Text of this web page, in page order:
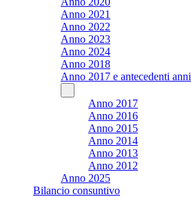
Anno 2021
Anno 2022
Anno 2023
Anno 2024
Anno 2018
Anno 2017 e antecedenti anni
Anno 2017
Anno 2016
Anno 2015
Anno 2014
Anno 2013
Anno 2012
Anno 2025
Bilancio consuntivo